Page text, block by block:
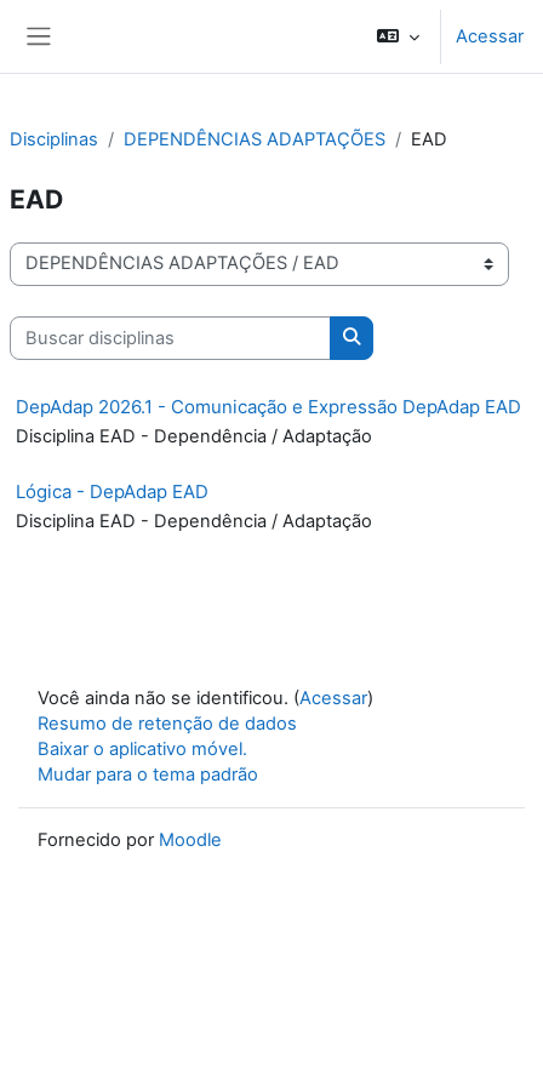
Acessar
Disciplinas DEPENDÊNCIAS ADAPTAÇÕES EAD
EAD
Cursos das Disciplinas
Buscar disciplinas
Buscar disciplinas
DepAdap 2026.1 - Comunicação e Expressão DepAdap EAD
Disciplina EAD - Dependência / Adaptação
Lógica - DepAdap EAD
Disciplina EAD - Dependência / Adaptação
Você ainda não se identificou. (Acessar)
Resumo de retenção de dados
Baixar o aplicativo móvel.
Mudar para o tema padrão
Fornecido por Moodle